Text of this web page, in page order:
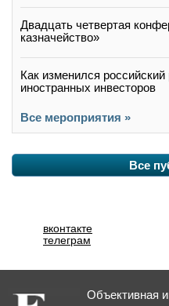
Двадцать четвертая
казначейство»
Как изменился
иностранных инвесторов
Все мероприятия »
Все
вконтакте
телеграм
Объективная